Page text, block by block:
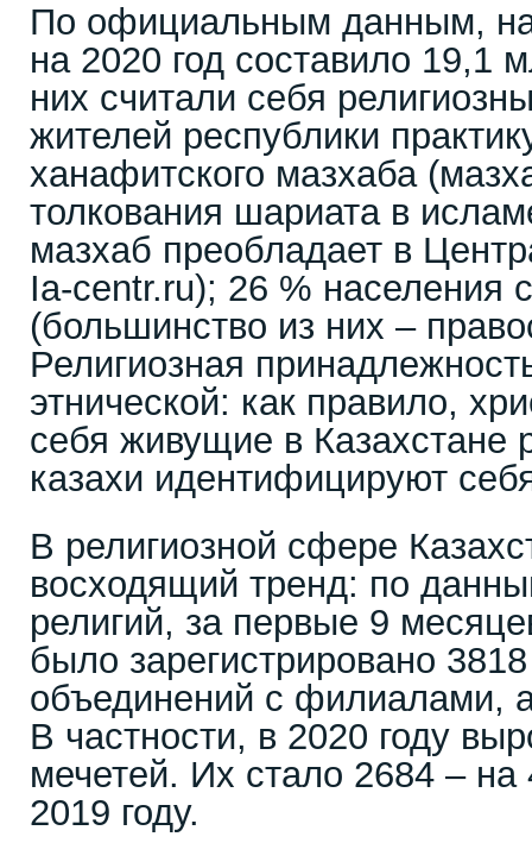
По официальным данным,
на 2020 год составило 19,1
них считали себя
жителей республики
ханафитского мазхаба
толкования шариата в
мазхаб преобладает в
Ia-centr.ru); 26 % населения
(большинство из них –
Религиозная
этнической: как правило,
себя живущие в Казахстане
казахи идентифицируют
В религиозной сфере
восходящий тренд: по
религий, за первые 9
было зарегистрировано
объединений с филиалами,
В частности, в 2020 году
мечетей. Их стало 2684 –
2019 году.